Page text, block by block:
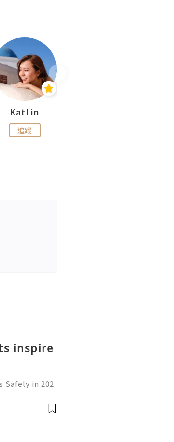
KatLin
追蹤
inspire
Safely in 202
business,